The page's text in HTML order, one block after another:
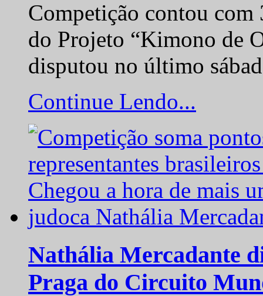
Competição contou com
do Projeto “Kimono de
disputou no último
Continue Lendo...
Nathália Mercadante
Praga do Circuito